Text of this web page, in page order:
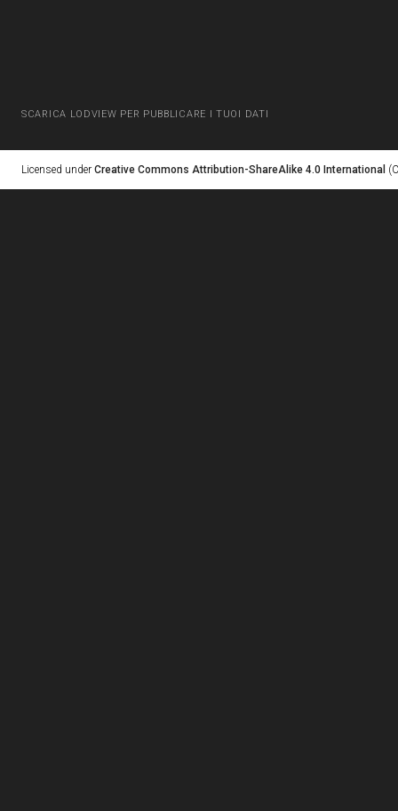
SCARICA LODVIEW PER PUBBLICARE I TUOI DATI
Licensed under Creative Commons Attribution-ShareAlike 4.0 International